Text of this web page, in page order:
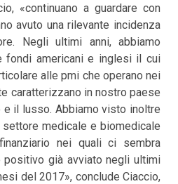
«continuano a guardare con
avuto una rilevante incidenza
Negli ultimi anni, abbiamo
fondi americani e inglesi il cui
alle pmi che operano nei
caratterizzano in nostro paese
il lusso. Abbiamo visto inoltre
medicale e biomedicale
nei quali ci sembra
positivo già avviato negli ultimi
del 2017», conclude Ciaccio,